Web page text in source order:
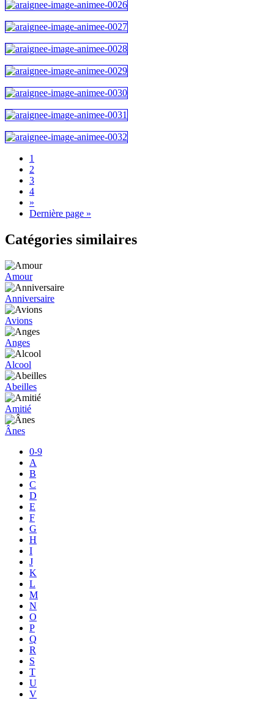
1
2
3
4
»
Dernière page »
Catégories similaires
Amour
Anniversaire
Avions
Anges
Alcool
Abeilles
Amitié
Ânes
0-9
A
B
C
D
E
F
G
H
I
J
K
L
M
N
O
P
Q
R
S
T
U
V